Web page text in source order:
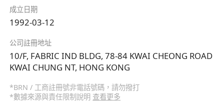
成立日期
1992-03-12
公司註冊地址
10/F, FABRIC IND BLDG, 78-84 KWAI CHEONG ROAD
KWAI CHUNG NT, HONG KONG
*BRN / 工商註冊號非電話號碼，請勿撥打
*數據來源與責任限制說明 查看更多